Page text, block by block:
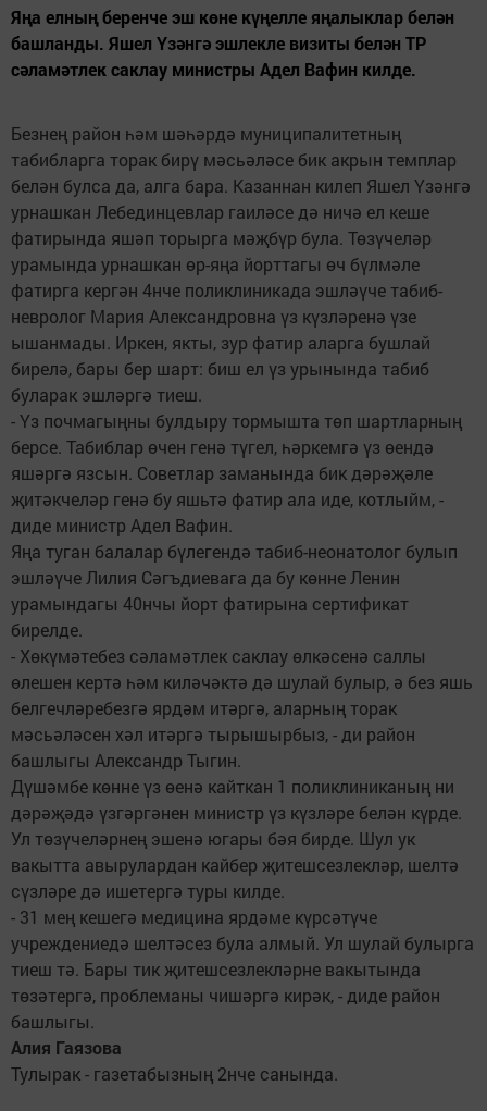
Яңа елның беренче эш көне күңелле яңалыклар белән
башланды. Яшел Үзәнгә эшлекле визиты белән ТР
сәламәтлек саклау министры Адел Вафин килде.
Безнең район һәм шәһәрдә муниципалитетның
табибларга торак бирү мәсьәләсе бик акрын темплар
белән булса да, алга бара. Казаннан килеп Яшел Үзәнгә
урнашкан Лебединцевлар гаиләсе дә ничә ел кеше
фатирында яшәп торырга мәҗбүр була. Төзүчеләр
урамында урнашкан өр-яңа йорттагы өч бүлмәле
фатирга кергән 4нче поликлиникада эшләүче табиб-
невролог Мария Александровна үз күзләренә үзе
ышанмады. Иркен, якты, зур фатир аларга бушлай
бирелә, бары бер шарт: биш ел үз урынында табиб
буларак эшләргә тиеш.
- Үз почмагыңны булдыру тормышта төп шартларның
берсе. Табиблар өчен генә түгел, һәркемгә үз өендә
яшәргә язсын. Советлар заманында бик дәрәҗәле
җитәкчеләр генә бу яшьтә фатир ала иде, котлыйм, -
диде министр Адел Вафин.
Яңа туган балалар бүлегендә табиб-неонатолог булып
эшләүче Лилия Сәгъдиевага да бу көнне Ленин
урамындагы 40нчы йорт фатирына сертификат
бирелде.
- Хөкүмәтебез сәламәтлек саклау өлкәсенә саллы
өлешен кертә һәм киләчәктә дә шулай булыр, ә без яшь
белгечләребезгә ярдәм итәргә, аларның торак
мәсьәләсен хәл итәргә тырышырбыз, - ди район
башлыгы Александр Тыгин.
Дүшәмбе көнне үз өенә кайткан 1 поликлиниканың ни
дәрәҗәдә үзгәргәнен министр үз күзләре белән күрде.
Ул төзүчеләрнең эшенә югары бәя бирде. Шул ук
вакытта авырулардан кайбер җитешсезлекләр, шелтә
сүзләре дә ишетергә туры килде.
- 31 мең кешегә медицина ярдәме күрсәтүче
учреждениедә шелтәсез була алмый. Ул шулай булыр­га
тиеш тә. Бары тик җитешсезлекләрне вакытында
төзәтергә, проблеманы чишәргә кирәк, - диде район
башлыгы.
Алия Гаязова
Тулырак - газетабызның 2нче санында.